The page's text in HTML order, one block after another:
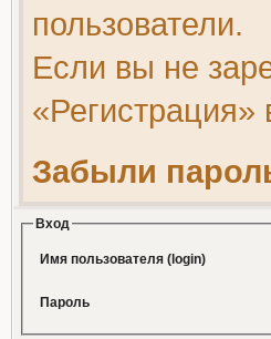
пользователи.
Если вы не
Забыли
Вход
Имя пользователя (login)
Пароль